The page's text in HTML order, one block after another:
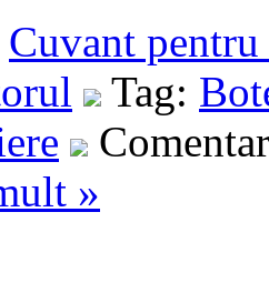
Cuvant
Tag:
»